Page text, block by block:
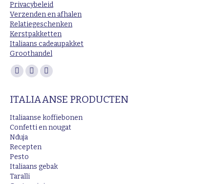
Privacybeleid
Verzenden en afhalen
Relatiegeschenken
Kerstpakketten
Italiaans cadeaupakket
Groothandel
Vind ons op:
Facebook
opens
in
new
window
Instagram
opens
in
new
Mail
opens
in
new
ITALIAANSE PRODUCTEN
Italiaanse koffiebonen
Confetti en nougat
Nduja
Recepten
Pesto
Italiaans gebak
Taralli